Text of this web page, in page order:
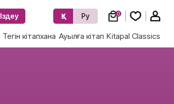
Іздеу Қз Ру 0
Тегін кітапхана Ауылға кітап Kitapal Classics